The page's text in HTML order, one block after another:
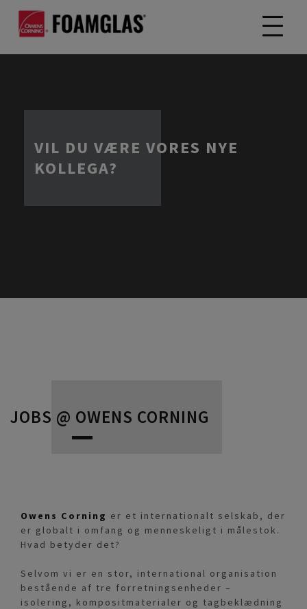
VIL DU VÆRE VORES NYE
KOLLEGA?
JOBS @ OWENS CORNING
Owens Corning er et internationalt selskab, der
er globalt i omfang og menneskeligt i målestok.
Hvad betyder det?
Selvom vi er en stor, international organisation
bestående af tre forretningsenheder –
isolering, kompositmaterialer og tagbeklædning